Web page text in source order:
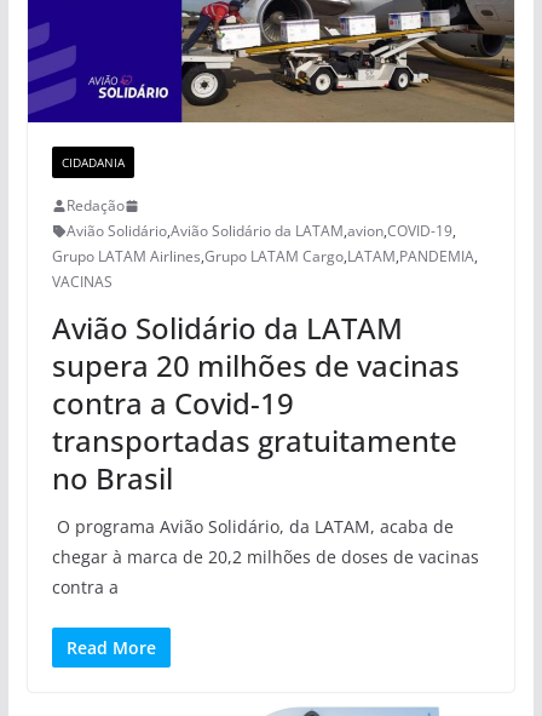
CIDADANIA
Redação
Avião Solidário,Avião Solidário da LATAM,avion,COVID-19,
Grupo LATAM Airlines,Grupo LATAM Cargo,LATAM,PANDEMIA,
VACINAS
Avião Solidário da LATAM
supera 20 milhões de vacinas
contra a Covid-19
transportadas gratuitamente
no Brasil
O programa Avião Solidário, da LATAM, acaba de
chegar à marca de 20,2 milhões de doses de vacinas
contra a
Read More